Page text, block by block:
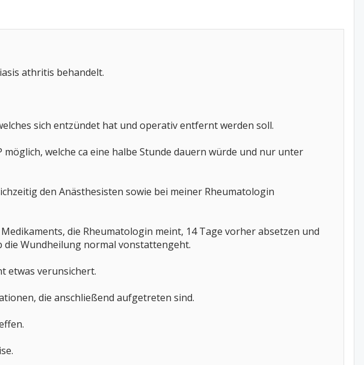
athritis behandelt.
sich entzündet hat und operativ entfernt werden soll.
welche ca eine halbe Stunde dauern würde und nur unter
den Anästhesisten sowie bei meiner Rheumatologin
die Rheumatologin meint, 14 Tage vorher absetzen und
die Wundheilung normal vonstattengeht.
etwas verunsichert.
die anschließend aufgetreten sind.